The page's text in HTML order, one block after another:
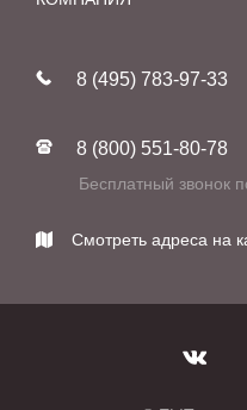
Фабрики
Реставрация
Контакты
8 (495) 783-97-33
8 (800) 551-80-78
Бесплатный звонок
Смотреть адреса на